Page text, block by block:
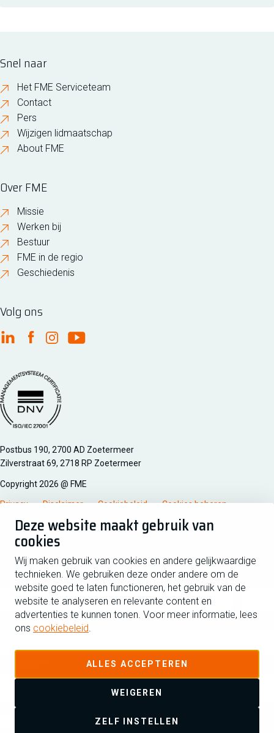
Deze website maakt gebruik van
cookies
Wij maken gebruik van cookies en andere gelijkwaardige
technieken. We gebruiken deze onder andere om de
website goed te laten functioneren, het gebruik van de
website te analyseren en relevante content en
advertenties te kunnen tonen. Voor meer informatie, lees
ons cookiebeleid.
ALLES ACCEPTEREN
WEIGEREN
ZELF INSTELLEN
Snel naar
Het FME Serviceteam
Contact
Pers
Wijzigen lidmaatschap
About FME
Over FME
Missie
Werken bij
Bestuur
FME in de regio
Geschiedenis
Volg ons
FME Linkedin
FME Facebook
FME Instagram
FME Youtube
Managementsyteem certificatie DNV iso/iec 27001
Postbus 190, 2700 AD Zoetermeer
Zilverstraat 69, 2718 RP Zoetermeer
Copyright 2026 @ FME
Privacy Disclaimer Cookiebeleid Cookies beheren
Schrijf je in voor de nieuwsbrief
Voornaam
Achternaam
Ja ik schrijf me in voor de nieuwsbrief en ga akkoord met de